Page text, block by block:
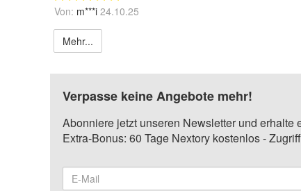
Von: m***i 24.10.25
Mehr...
Verpasse keine Angebote mehr!
Abonniere jetzt unseren Newsletter und
Extra-Bonus: 60 Tage Nextory kostenlos -